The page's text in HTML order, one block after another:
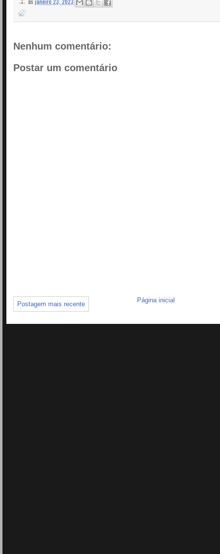
Nenhum comentário:
Postar um comentário
Postagem mais recente
Página inicial